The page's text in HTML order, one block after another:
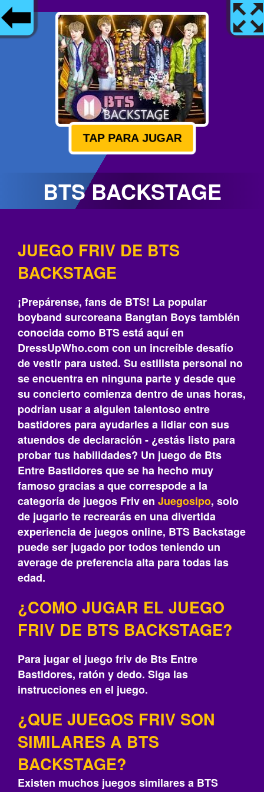
TAP PARA JUGAR
BTS BACKSTAGE
JUEGO FRIV DE BTS
BACKSTAGE
¡Prepárense, fans de BTS! La popular
boyband surcoreana Bangtan Boys también
conocida como BTS está aquí en
DressUpWho.com con un increíble desafío
de vestir para usted. Su estilista personal no
se encuentra en ninguna parte y desde que
su concierto comienza dentro de unas horas,
podrían usar a alguien talentoso entre
bastidores para ayudarles a lidiar con sus
atuendos de declaración - ¿estás listo para
probar tus habilidades? Un juego de Bts
Entre Bastidores que se ha hecho muy
famoso gracias a que correspode a la
categoría de juegos Friv en Juegosipo, solo
de jugarlo te recrearás‎ en una divertida
experiencia de juegos online, BTS Backstage
puede ser jugado por todos teniendo un
average de preferencia alta para todas las
edad.
¿COMO JUGAR EL JUEGO
FRIV DE BTS BACKSTAGE?
Para jugar el juego friv de Bts Entre
Bastidores, ratón y dedo. Siga las
instrucciones en el juego.
¿QUE JUEGOS FRIV SON
SIMILARES A BTS
BACKSTAGE?
Existen muchos juegos similares a BTS